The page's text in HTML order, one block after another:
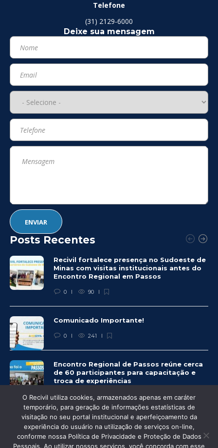
Telefone
(31) 2129-6000
Deixe sua mensagem
Posts Recentes
Recivil fortalece presença no Sudoeste de
Minas com visitas institucionais antes do
Encontro Regional em Passos
0 90
Comunicado Importante!
0 241
Encontro Regional de Passos reúne cerca
de 60 participantes para capacitação e
troca de experiências
0 246
O Recivil utiliza cookies, armazenados apenas em caráter
temporário, para geração de informações estatísticas de
visitação no seu portal institucional e aperfeiçoamento da
experiência do usuário na utilização de serviços on-line,
conforme nossa Política de Privacidade e Proteção de Dados
Pessoais. Ao utilizar nossos serviços, você concorda com esse